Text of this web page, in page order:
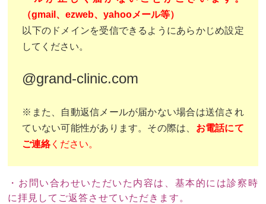
（gmail、ezweb、yahooメール等）
以下のドメインを受信できるようにあらかじめ設定
してください。
@grand-clinic.com
※また、自動返信メールが届かない場合は送信され
ていない可能性があります。その際は、 お電話にて
ご連絡ください。
・お問い合わせいただいた内容は、基本的には診察時
に拝見してご返答させていただきます。